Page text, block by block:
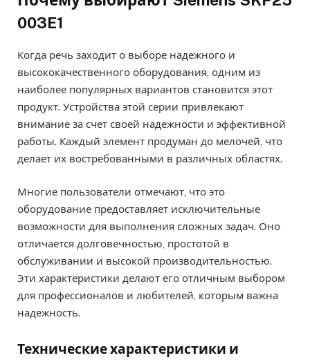
003E1
Когда речь заходит о выборе надежного и
высококачественного оборудования, одним из
наиболее популярных вариантов становится этот
продукт. Устройства этой серии привлекают
внимание за счет своей надежности и эффективной
работы. Каждый элемент продуман до мелочей, что
делает их востребованными в различных областях.
Многие пользователи отмечают, что это
оборудование предоставляет исключительные
возможности для выполнения сложных задач. Оно
отличается долговечностью, простотой в
обслуживании и высокой производительностью.
Эти характеристики делают его отличным выбором
для профессионалов и любителей, которым важна
надежность.
Технические характеристики и